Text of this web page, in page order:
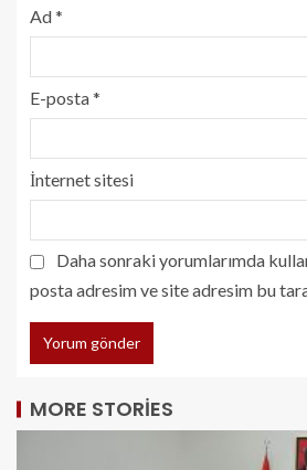
Ad*
E-posta*
İnternet sitesi
Daha sonraki yorumlarımda
posta adresim ve site adresim bu
MORE STORIES